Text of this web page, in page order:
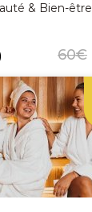
& Bien-être
60€